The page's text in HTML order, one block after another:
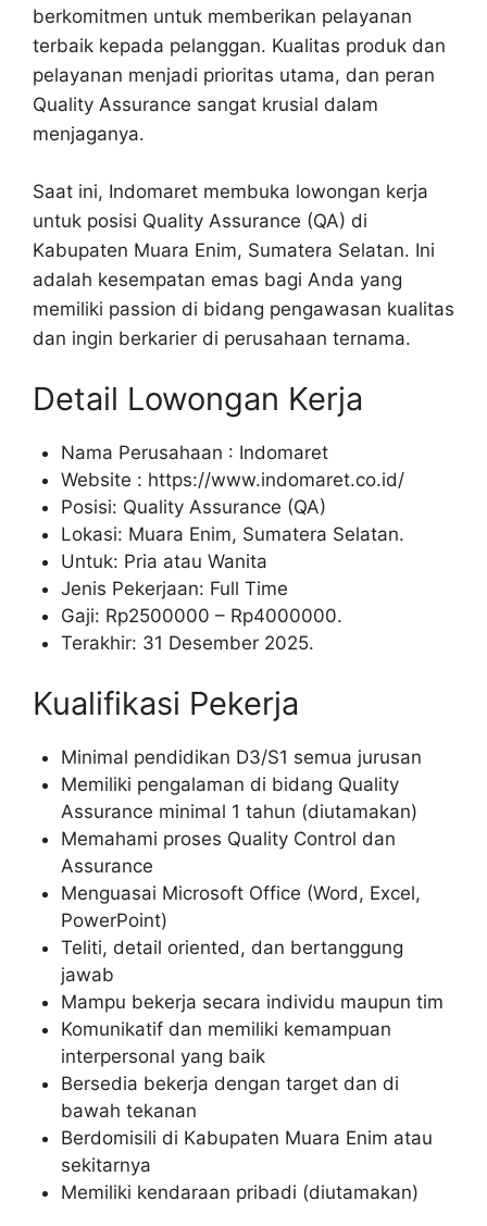
berkomitmen untuk memberikan pelayanan
terbaik kepada pelanggan. Kualitas produk dan
pelayanan menjadi prioritas utama, dan peran
Quality Assurance sangat krusial dalam
menjaganya.
Saat ini, Indomaret membuka lowongan kerja
untuk posisi Quality Assurance (QA) di
Kabupaten Muara Enim, Sumatera Selatan. Ini
adalah kesempatan emas bagi Anda yang
memiliki passion di bidang pengawasan kualitas
dan ingin berkarier di perusahaan ternama.
Detail Lowongan Kerja
Nama Perusahaan : Indomaret
Website : https://www.indomaret.co.id/
Posisi: Quality Assurance (QA)
Lokasi: Muara Enim, Sumatera Selatan.
Untuk: Pria atau Wanita
Jenis Pekerjaan: Full Time
Gaji: Rp2500000 – Rp4000000.
Terakhir: 31 Desember 2025.
Kualifikasi Pekerja
Minimal pendidikan D3/S1 semua jurusan
Memiliki pengalaman di bidang Quality
Assurance minimal 1 tahun (diutamakan)
Memahami proses Quality Control dan
Assurance
Menguasai Microsoft Office (Word, Excel,
PowerPoint)
Teliti, detail oriented, dan bertanggung
jawab
Mampu bekerja secara individu maupun tim
Komunikatif dan memiliki kemampuan
interpersonal yang baik
Bersedia bekerja dengan target dan di
bawah tekanan
Berdomisili di Kabupaten Muara Enim atau
sekitarnya
Memiliki kendaraan pribadi (diutamakan)